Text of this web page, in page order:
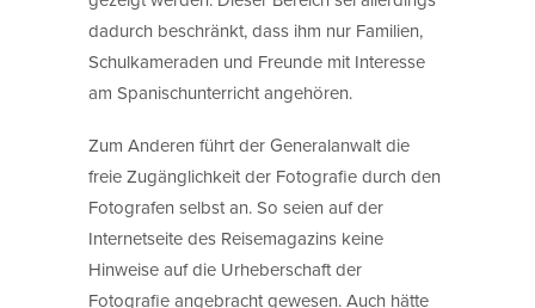
dadurch beschränkt, dass ihm nur Familien,
Schulkameraden und Freunde mit Interesse
am Spanischunterricht angehören.
Zum Anderen führt der Generalanwalt die
freie Zugänglichkeit der Fotografie durch den
Fotografen selbst an. So seien auf der
Internetseite des Reisemagazins keine
Hinweise auf die Urheberschaft der
Fotografie angebracht gewesen. Auch hätte